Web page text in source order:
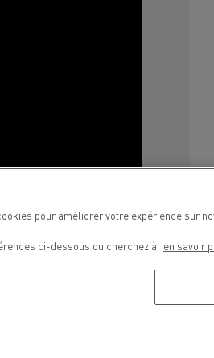
pour améliorer votre expérience sur
ci-dessous ou cherchez à en savoir